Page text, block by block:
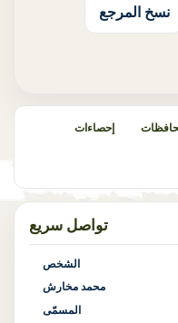
نسخ المرجع
إحصاءات
تواصل سريع
الشخص
محمد مخارش
المسمّى